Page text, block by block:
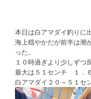
本日は白アマダイ釣りに
海上穏やかだが前半は潮
った。
１０時過ぎより少しずつ
最大は５１センチ １．
白アマダイ２０～５１